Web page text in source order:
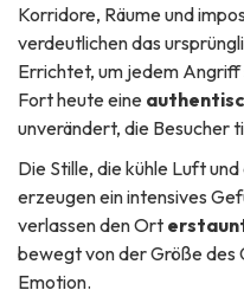
Korridore, Räume und
verdeutlichen das
Errichtet, um jedem
Fort heute eine
unverändert, die Besucher
Die Stille, die kühle Luft
erzeugen ein intensives
verlassen den Ort
bewegt von der Größe des
Emotion.